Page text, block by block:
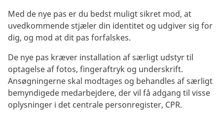
Med de nye pas er du bedst muligt sikret mod, at
uvedkommende stjæler din identitet og udgiver sig for
dig, og mod at dit pas forfalskes.
De nye pas kræver installation af særligt udstyr til
optagelse af fotos, fingeraftryk og underskrift.
Ansøgningerne skal modtages og behandles af særligt
bemyndigede medarbejdere, der vil få adgang til visse
oplysninger i det centrale personregister, CPR.